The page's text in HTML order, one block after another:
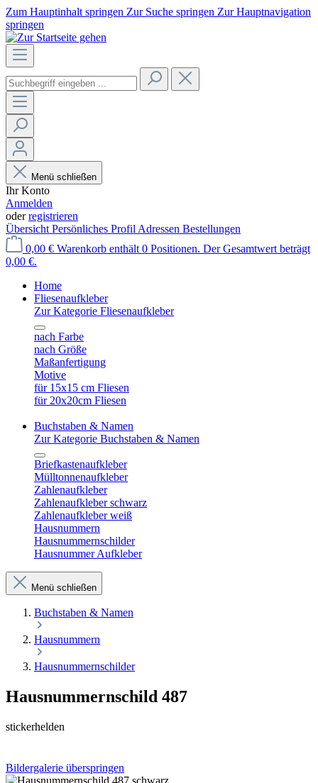
Zum Hauptinhalt springen Zur Suche springen Zur Hauptnavigation
springen
Menü schließen
Ihr Konto
Anmelden
oderregistrieren
Übersicht Persönliches Profil Adressen Bestellungen
0,00 € Warenkorb enthält 0 Positionen. Der Gesamtwert beträgt
0,00 €.
Home
Fliesenaufkleber
Zur Kategorie Fliesenaufkleber
nach Farbe
nach Größe
Maßanfertigung
Motive
für 15x15 cm Fliesen
für 20x20cm Fliesen
Buchstaben & Namen
Zur Kategorie Buchstaben & Namen
Briefkastenaufkleber
Mülltonnenaufkleber
Zahlenaufkleber
Zahlenaufkleber schwarz
Zahlenaufkleber weiß
Hausnummern
Hausnummernschilder
Hausnummer Aufkleber
Menü schließen
Buchstaben & Namen
Hausnummern
Hausnummernschilder
Hausnummernschild 487
stickerhelden
Bildergalerie überspringen